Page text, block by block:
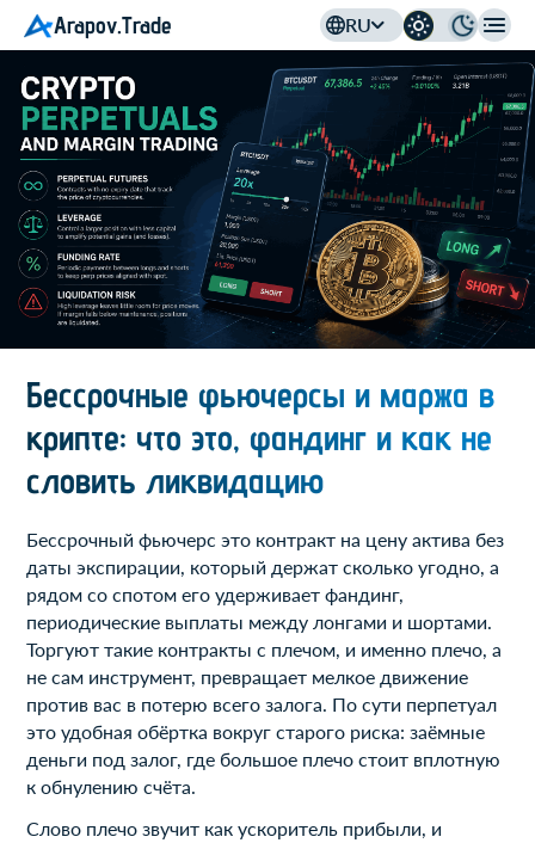
Arapov.Trade RU
Бессрочные фьючерсы и маржа в
крипте: что это, фандинг и как не
словить ликвидацию
Бессрочный фьючерс это контракт на цену актива без
даты экспирации, который держат сколько угодно, а
рядом со спотом его удерживает фандинг,
периодические выплаты между лонгами и шортами.
Торгуют такие контракты с плечом, и именно плечо, а
не сам инструмент, превращает мелкое движение
против вас в потерю всего залога. По сути перпетуал
это удобная обёртка вокруг старого риска: заёмные
деньги под залог, где большое плечо стоит вплотную
к обнулению счёта.
Слово плечо звучит как ускоритель прибыли, и